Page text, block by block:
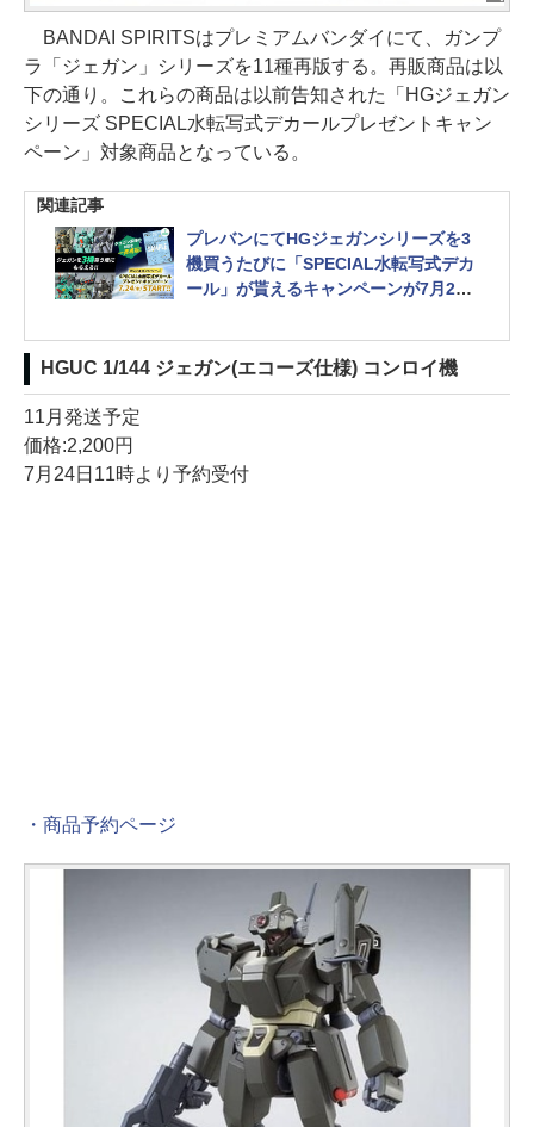
BANDAI SPIRITSはプレミアムバンダイにて、ガンプ
ラ「ジェガン」シリーズを11種再版する。再販商品は以
下の通り。これらの商品は以前告知された「HGジェガン
シリーズ SPECIAL水転写式デカールプレゼントキャン
ペーン」対象商品となっている。
関連記事
プレバンにてHGジェガンシリーズを3
機買うたびに「SPECIAL水転写式デカ
ール」が貰えるキャンペーンが7月24
同日よりジェガン系譜のMSを一斉再販
HGUC 1/144 ジェガン(エコーズ仕様) コンロイ機
11月発送予定
価格:2,200円
7月24日11時より予約受付
・商品予約ページ